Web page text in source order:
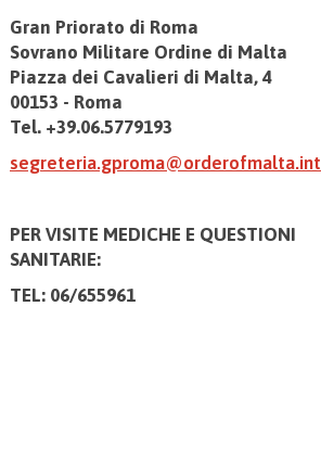
Gran Priorato di Roma
Sovrano Militare Ordine di Malta
Piazza dei Cavalieri di Malta, 4
00153 - Roma
Tel. +39.06.5779193
segreteria.gproma@orderofmalta.int
PER VISITE MEDICHE E QUESTIONI
SANITARIE:
TEL: 06/655961